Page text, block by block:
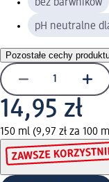
bez barwników
pH neutralne
Pozostałe cechy
14,95 zł
150 ml (9,97 zł za 100